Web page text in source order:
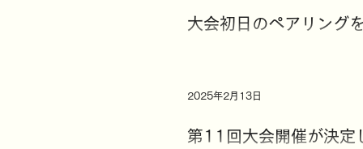
大会初日のペアリング
第11回大会開催が決定
2025年2月13日